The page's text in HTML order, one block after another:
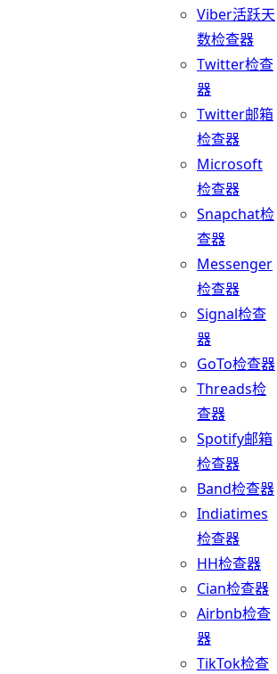
Viber活跃天
数检查器
Twitter检查
器
Twitter邮箱
检查器
Microsoft
检查器
Snapchat检
查器
Messenger
检查器
Signal检查
器
GoTo检查器
Threads检
查器
Spotify邮箱
检查器
Band检查器
Indiatimes
检查器
HH检查器
Cian检查器
Airbnb检查
器
TikTok检查